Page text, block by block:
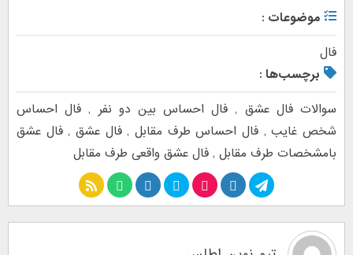
موضوعات :
فال
برچسب‌ها :
سوالات فال عشق , فال احساس بین دو نفر , فال احساس
شخص غایب, فال احساس طرف مقابل,فال عشق,فال عشق
بامشخصات طرف مقابل , فال عشق واقعی طرف مقابل